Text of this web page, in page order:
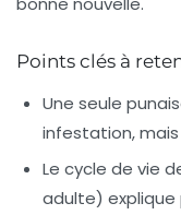
Points clés à
Une seule
infestation,
Le cycle de vie
adulte) explique